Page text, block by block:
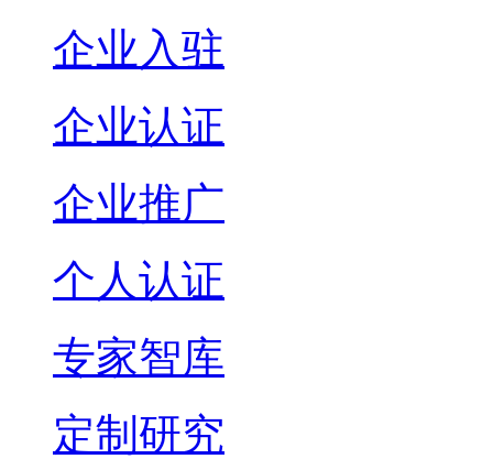
企业入驻
企业认证
企业推广
个人认证
专家智库
定制研究